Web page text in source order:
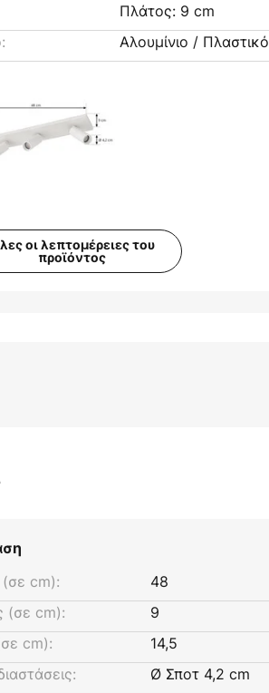
Πλάτος: 9 cm
Αλουμίνιο / Πλαστικό
οι λεπτομέρειες του
προϊόντος
cm):
48
(σε cm):
9
cm):
14,5
Ø Σποτ 4,2 cm